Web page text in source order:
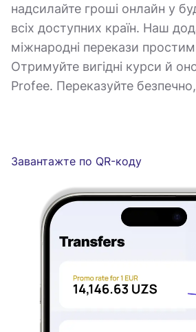
надсилайте гроші онлайн у
всіх доступних країн. Наш
міжнародні перекази
Отримуйте вигідні курси й
Profee. Переказуйте
Завантажте по QR-коду